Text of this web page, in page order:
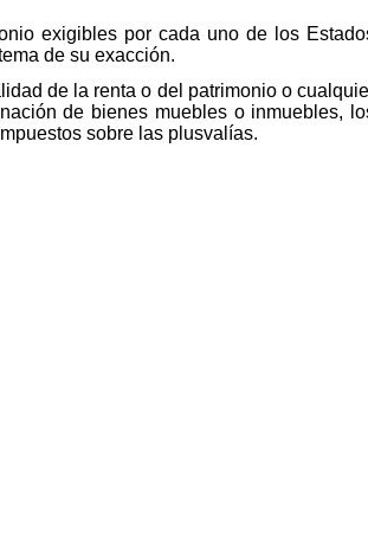
exigibles por cada uno de los
de su exacción.
de la renta o del patrimonio o
de bienes muebles o inmuebles,
sobre las plusvalías.